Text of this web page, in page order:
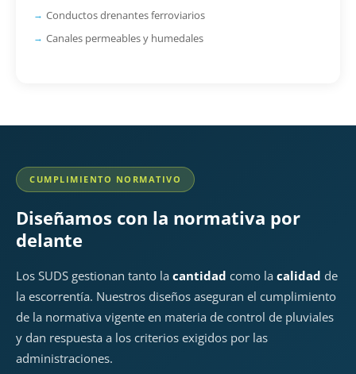
Conductos drenantes ferroviarios
Canales permeables y humedales
CUMPLIMIENTO NORMATIVO
Diseñamos con la normativa por
delante
Los SUDS gestionan tanto la cantidad como la calidad de
la escorrentía. Nuestros diseños aseguran el cumplimiento
de la normativa vigente en materia de control de pluviales
y dan respuesta a los criterios exigidos por las
administraciones.